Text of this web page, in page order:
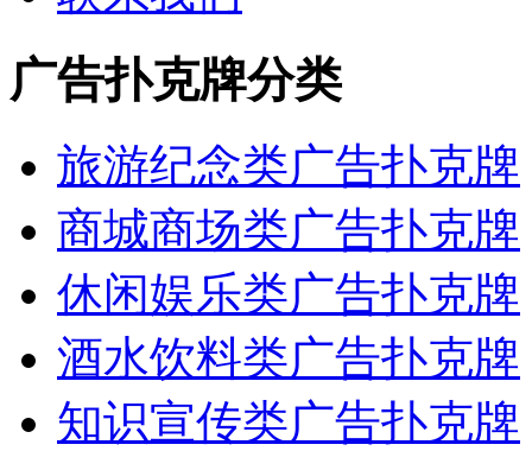
广告扑克牌分类
旅游纪念类广告扑克牌
商城商场类广告扑克牌
休闲娱乐类广告扑克牌
酒水饮料类广告扑克牌
知识宣传类广告扑克牌